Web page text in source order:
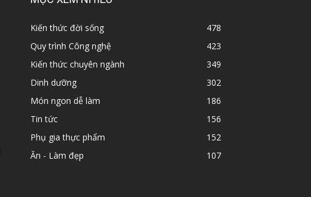
Kiến thức đời sống
478
Quy trình Công nghệ
423
Kiến thức chuyên ngành
349
Dinh dưỡng
302
Món ngon dễ làm
186
Tin tức
156
Phụ gia thực phẩm
152
Ăn - Làm đẹp
107